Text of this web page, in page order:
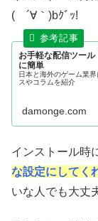
( ´∀｀)bｸﾞｯ!
お手軽な配信ツー
に簡単
日本と海外のゲーム業
スやコラムを紹介
damonge.com
インストール時
な設定にしてく
いな人でも大丈